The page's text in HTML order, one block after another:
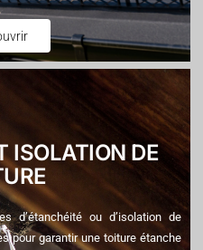
ISOLATION DE
d’étanchéité ou d’isolation de
pour garantir une toiture étanche